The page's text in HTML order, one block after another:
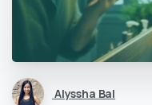
Alyssha Bal